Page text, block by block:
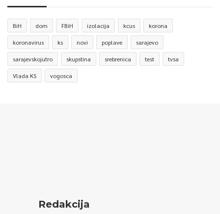
BiH dom FBiH izolacija kcus korona
koronavirus ks novi poplave sarajevo
sarajevskojutro skupstina srebrenica test tvsa
Vlada KS vogosca
Redakcija